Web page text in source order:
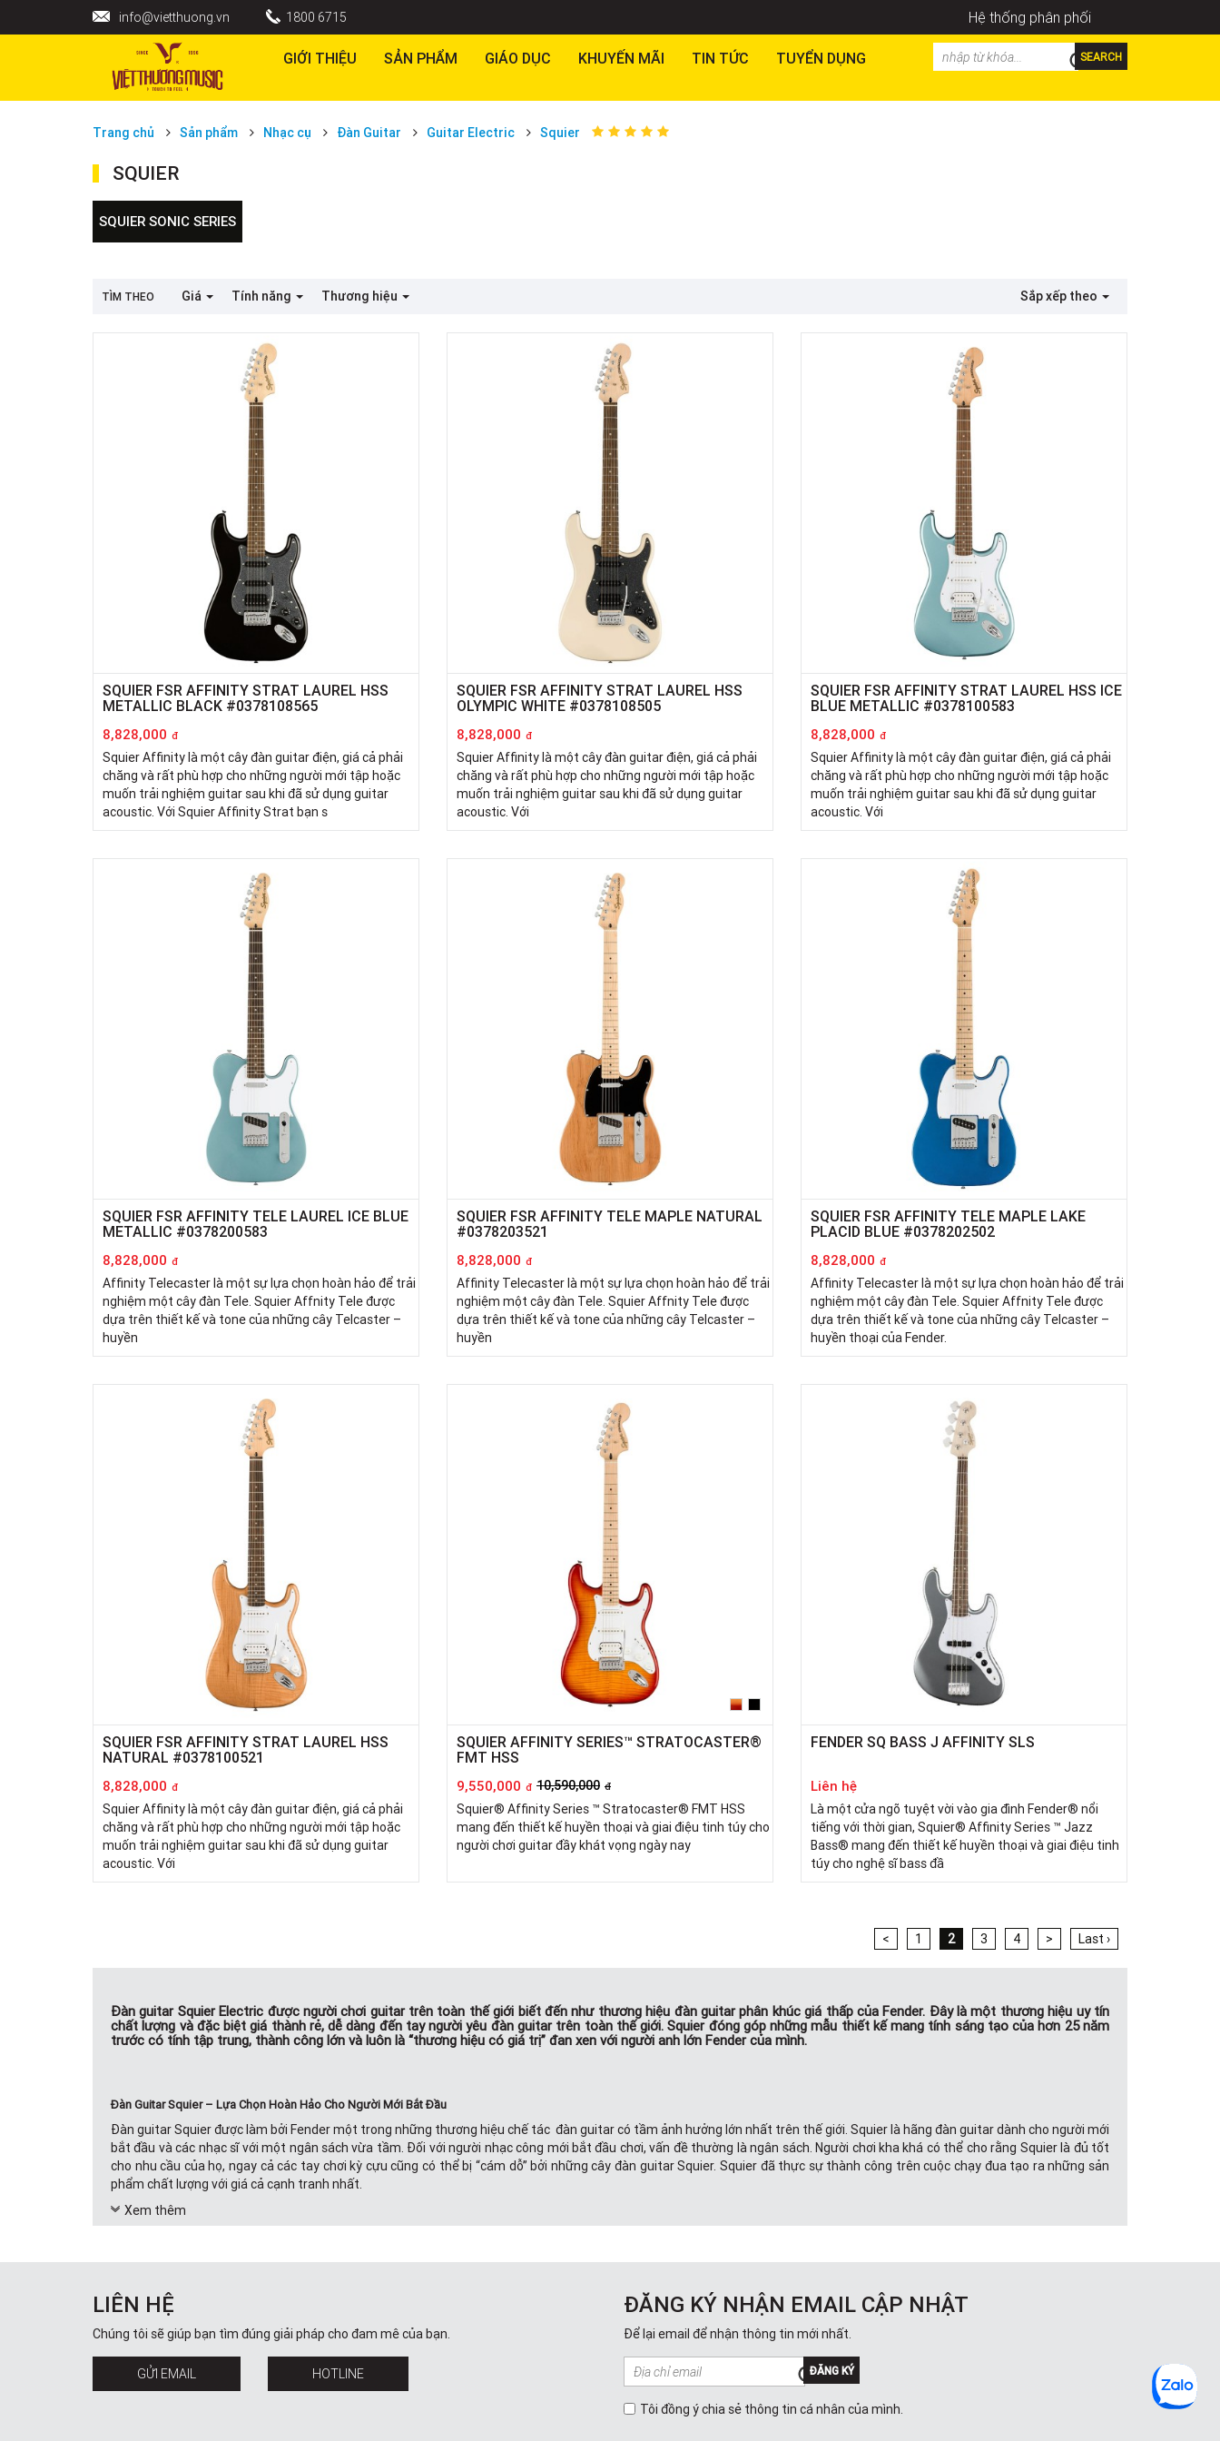
info@vietthuong.vn 1800 6715 Hệ thống phân phối
GIỚI THIỆU SẢN PHẨM GIÁO DỤC KHUYẾN MÃI TIN TỨC TUYỂN DỤNG SEARCH
Trang chủ Sản phẩm Nhạc cụ Đàn Guitar Guitar Electric Squier
SQUIER
SQUIER SONIC SERIES
TÌM THEO Giá Tính năng Thương hiệu Sắp xếp theo
SQUIER FSR AFFINITY STRAT LAUREL HSS
METALLIC BLACK #0378108565
8,828,000 đ
Squier Affinity là một cây đàn guitar điện, giá cả phải
chăng và rất phù hợp cho những người mới tập hoặc
muốn trải nghiệm guitar sau khi đã sử dụng guitar
acoustic. Với Squier Affinity Strat bạn s
SQUIER FSR AFFINITY STRAT LAUREL HSS
OLYMPIC WHITE #0378108505
8,828,000 đ
Squier Affinity là một cây đàn guitar điện, giá cả phải
chăng và rất phù hợp cho những người mới tập hoặc
muốn trải nghiệm guitar sau khi đã sử dụng guitar
acoustic. Với
SQUIER FSR AFFINITY STRAT LAUREL HSS ICE
BLUE METALLIC #0378100583
8,828,000 đ
Squier Affinity là một cây đàn guitar điện, giá cả phải
chăng và rất phù hợp cho những người mới tập hoặc
muốn trải nghiệm guitar sau khi đã sử dụng guitar
acoustic. Với
SQUIER FSR AFFINITY TELE LAUREL ICE BLUE
METALLIC #0378200583
8,828,000 đ
Affinity Telecaster là một sự lựa chọn hoàn hảo để trải
nghiệm một cây đàn Tele. Squier Affnity Tele được
dựa trên thiết kế và tone của những cây Telcaster –
huyền
SQUIER FSR AFFINITY TELE MAPLE NATURAL
#0378203521
8,828,000 đ
Affinity Telecaster là một sự lựa chọn hoàn hảo để trải
nghiệm một cây đàn Tele. Squier Affnity Tele được
dựa trên thiết kế và tone của những cây Telcaster –
huyền
SQUIER FSR AFFINITY TELE MAPLE LAKE
PLACID BLUE #0378202502
8,828,000 đ
Affinity Telecaster là một sự lựa chọn hoàn hảo để trải
nghiệm một cây đàn Tele. Squier Affnity Tele được
dựa trên thiết kế và tone của những cây Telcaster –
huyền thoại của Fender.
SQUIER FSR AFFINITY STRAT LAUREL HSS
NATURAL #0378100521
8,828,000 đ
Squier Affinity là một cây đàn guitar điện, giá cả phải
chăng và rất phù hợp cho những người mới tập hoặc
muốn trải nghiệm guitar sau khi đã sử dụng guitar
acoustic. Với
SQUIER AFFINITY SERIES™ STRATOCASTER®
FMT HSS
9,550,000 đ 10,590,000 đ
Squier® Affinity Series ™ Stratocaster® FMT HSS
mang đến thiết kế huyền thoại và giai điệu tinh túy cho
người chơi guitar đầy khát vọng ngày nay
FENDER SQ BASS J AFFINITY SLS
Liên hệ
Là một cửa ngõ tuyệt vời vào gia đình Fender® nổi
tiếng với thời gian, Squier® Affinity Series ™ Jazz
Bass® mang đến thiết kế huyền thoại và giai điệu tinh
túy cho nghệ sĩ bass đầ
< 1 2 3 4 > Last ›
Đàn guitar Squier Electric được người chơi guitar trên toàn thế giới biết đến như thương hiệu đàn guitar phân khúc giá thấp của Fender. Đây là một thương hiệu uy tín
chất lượng và đặc biệt giá thành rẻ, dễ dàng đến tay người yêu đàn guitar trên toàn thế giới. Squier đóng góp những mẫu thiết kế mang tính sáng tạo của hơn 25 năm
trước có tính tập trung, thành công lớn và luôn là “thương hiệu có giá trị” đan xen với người anh lớn Fender của mình.
Đàn Guitar Squier – Lựa Chọn Hoàn Hảo Cho Người Mới Bắt Đầu
Đàn guitar Squier được làm bởi Fender một trong những thương hiệu chế tác đàn guitar có tầm ảnh hưởng lớn nhất trên thế giới. Squier là hãng đàn guitar dành cho người mới
bắt đầu và các nhạc sĩ với một ngân sách vừa tầm. Đối với người nhạc công mới bắt đầu chơi, vấn đề thường là ngân sách. Người chơi kha khá có thể cho rằng Squier là đủ tốt
cho nhu cầu của họ, ngay cả các tay chơi kỳ cựu cũng có thể bị “cám dỗ” bởi những cây đàn guitar Squier. Squier đã thực sự thành công trên cuộc chạy đua tạo ra những sản
phẩm chất lượng với giá cả cạnh tranh nhất.
SQUIER SONIC series à sản phẩm kế thừa của Dòng Bullet mang tính biểu tượng, Dòng Sonic mang đến những tông màu, lớp hoàn thiện và cấu hình hiện đại, thú vị mới.
Affinity Series:
Đội hình Squier được tăng cường vào năm 1996 với các guitar và bass của Affinity, trình bày các mô hình Fender lớn nhất. Các nhạc cụ Affinity Series nhập cảnh rất đơn giản,
Xem thêm
LIÊN HỆ
Chúng tôi sẽ giúp bạn tìm đúng giải pháp cho đam mê của bạn.
GỬI EMAIL HOTLINE
ĐĂNG KÝ NHẬN EMAIL CẬP NHẬT
Để lại email để nhận thông tin mới nhất.
ĐĂNG KÝ
Tôi đồng ý chia sẻ thông tin cá nhân của mình.